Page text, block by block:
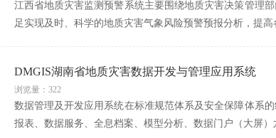
江西省地质灾害监测预警系统主要围绕地质灾害决策管理
足实现及时、科学的地质灾害气象风险预警预报分析，提
DMGIS湖南省地质灾害数据开发与管理应用系统
浏览量：322
数据管理及开发应用系统在标准规范体系及安全保障体系
报表、数据服务、全息档案、模型分析、数据门户（大屏）